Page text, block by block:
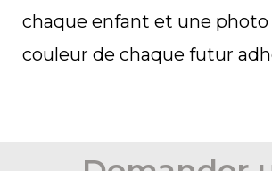
chaque enfant et une
couleur de chaque futur